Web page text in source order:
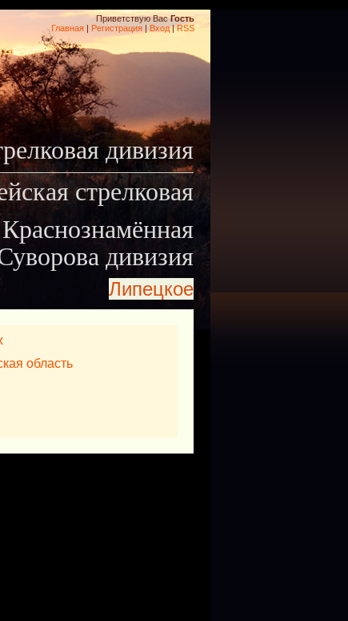
Приветствую Вас Гость
Главная | Регистрация | Вход|RSS
дивизия
стрелковая
дивизия
Липецкое
область